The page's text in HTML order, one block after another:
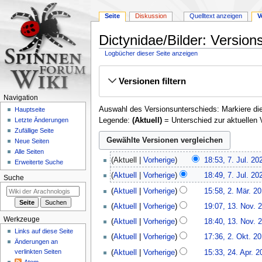
Dictynidae/Bilder:
Logbücher dieser Seite anzeigen
Navigation
SucheVersionen filtern
Auswahl des Versionsunterschieds: Markiere
Legende: (Aktuell)= Unterschied zur aktuellen
Juli
2025
Aktuell Vorherige 18:53, 7. Jul.
K
e
i
n
B
e
a
Aktuell Vorherige 18:49, 7. Jul.
K
e
i
n
B
e
März
2018
Aktuell Vorherige 15:58, 2. Mär.
2017
Aktuell Vorherige 19:07, 13. Nov.
K
e
i
n
Aktuell Vorherige 18:40, 13. Nov.
K
e
i
2.
2015
Aktuell Vorherige 17:36, 2. Okt.
Aktuell Vorherige 15:33, 24. Apr.
Seite Diskussion Quelltext anzeigen
Navigation
Hauptseite
Letzte Änderungen
Zufällige Seite
Neue Seiten
Alle Seiten
Erweiterte Suche
Suche
Werkzeuge
Links auf diese Seite
Änderungen an
verlinkten Seiten